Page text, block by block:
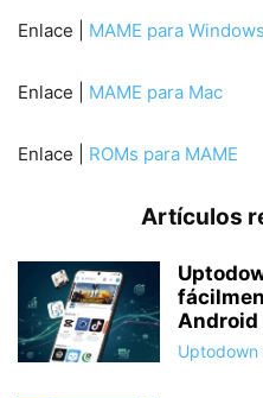
Enlace | MAME para Windows
Enlace | MAME para Mac
Enlace | ROMs para MAME
Artículos
Android
Uptodown